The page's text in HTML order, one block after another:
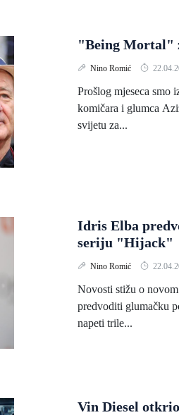
"Being Mortal"
Nino Romić
Prošlog mjeseca smo
komičara i glumca
svijetu za...
Idris Elba
seriju "Hijack"
Nino Romić
Novosti stižu o
predvoditi glumačku
napeti trile...
Vin Diesel